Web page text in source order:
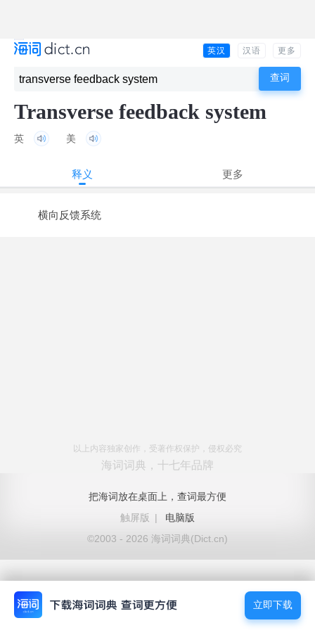
英汉 汉语 更多
Transverse feedback system
英 美
释义 更多
横向反馈系统
以上内容独家创作，受著作权保护，侵权必究
海词词典，十七年品牌
把海词放在桌面上，查词最方便
触屏版
|
电脑版
©2003 - 2026 海词词典(Dict.cn)
立即下载
立即下载